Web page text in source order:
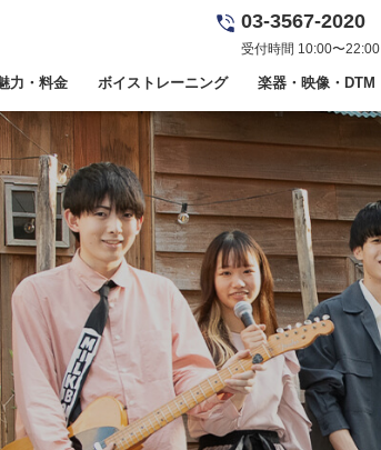
03-3567-2020
受付時間 10:00〜22:00
力・料金 ボイストレーニング 楽器・映像・DTM